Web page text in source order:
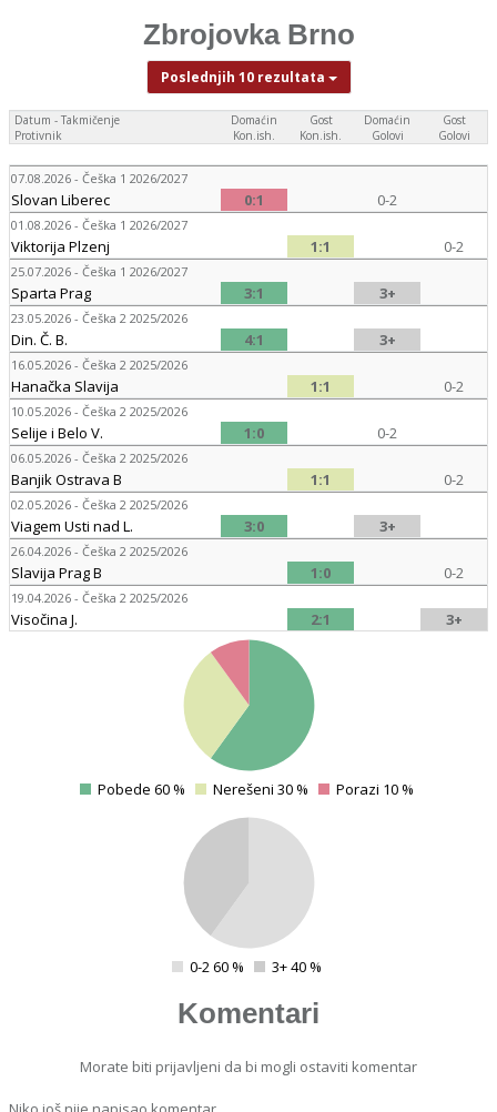
Zbrojovka Brno
Poslednjih 10 rezultata
Datum - Takmičenje
Domaćin
Kon.ish.
Gost
Kon.ish.
Domaćin
Golovi
Gost
Golovi
Protivnik
07.08.2026 - Češka 1 2026/2027
Slovan Liberec 0:1 0-2
01.08.2026 - Češka 1 2026/2027
Viktorija Plzenj 1:1 0-2
25.07.2026 - Češka 1 2026/2027
Sparta Prag 3:1 3+
23.05.2026 - Češka 2 2025/2026
Din. Č. B. 4:1 3+
16.05.2026 - Češka 2 2025/2026
Hanačka Slavija 1:1 0-2
10.05.2026 - Češka 2 2025/2026
Selije i Belo V. 1:0 0-2
06.05.2026 - Češka 2 2025/2026
Banjik Ostrava B 1:1 0-2
02.05.2026 - Češka 2 2025/2026
Viagem Usti nad L. 3:0 3+
26.04.2026 - Češka 2 2025/2026
Slavija Prag B 1:0 0-2
19.04.2026 - Češka 2 2025/2026
Visočina J. 2:1 3+
0
Pobede 60 % Nerešeni 30 % Porazi 10 %
0-2 60 % 3+ 40 %
Komentari
Morate biti prijavljeni da bi mogli ostaviti komentar